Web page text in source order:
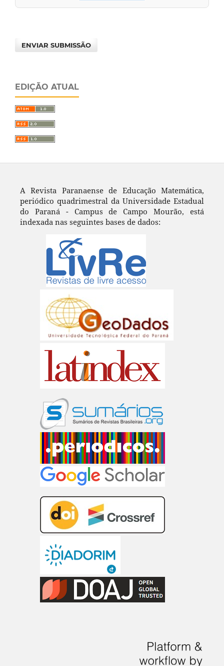
ENVIAR SUBMISSÃO
EDIÇÃO ATUAL
A Revista Paranaense de Educação Matemática,
periódico quadrimestral da Universidade Estadual
do Paraná - Campus de Campo Mourão, está
indexada nas seguintes bases de dados: